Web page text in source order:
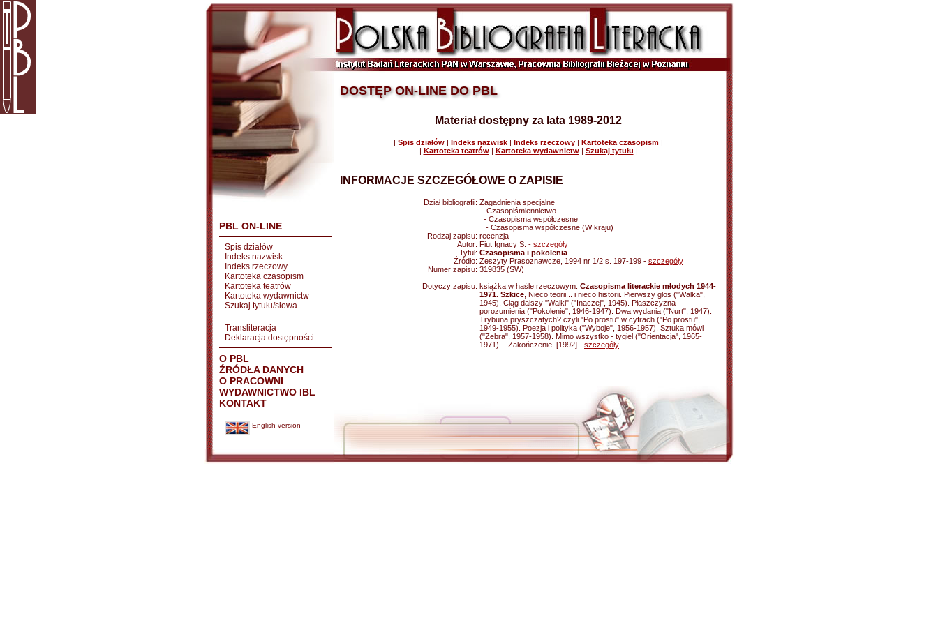
PBL ON-LINE
Spis działów
Indeks nazwisk
Indeks rzeczowy
Kartoteka czasopism
Kartoteka teatrów
Kartoteka wydawnictw
Szukaj tytułu/słowa
Transliteracja
Deklaracja dostępności
O PBL
ŹRÓDŁA DANYCH
O PRACOWNI
WYDAWNICTWO IBL
KONTAKT
English version
DOSTĘP ON-LINE DO PBL
Materiał dostępny za lata 1989-2012
| Spis działów | Indeks nazwisk | Indeks rzeczowy | Kartoteka czasopism |
| Kartoteka teatrów| Kartoteka wydawnictw| Szukaj tytułu |
INFORMACJE SZCZEGÓŁOWE O ZAPISIE
Dział bibliografii: Zagadnienia specjalne
- Czasopiśmiennictwo
- Czasopisma współczesne
- Czasopisma współczesne (W kraju)
Rodzaj zapisu: recenzja
Autor: Fiut Ignacy S. - szczegóły
Tytuł: Czasopisma i pokolenia
Źródło: Zeszyty Prasoznawcze, 1994 nr 1/2 s. 197-199 - szczegóły
Numer zapisu: 319835 (SW)
Dotyczy zapisu: książka w haśle rzeczowym: Czasopisma literackie młodych 1944-
1971. Szkice , Nieco teorii... i nieco historii. Pierwszy głos ("Walka",
1945). Ciąg dalszy "Walki" ("Inaczej", 1945). Płaszczyzna
porozumienia ("Pokolenie", 1946-1947). Dwa wydania ("Nurt", 1947).
Trybuna pryszczatych? czyli "Po prostu" w cyfrach ("Po prostu",
1949-1955). Poezja i polityka ("Wyboje", 1956-1957). Sztuka mówi
("Zebra", 1957-1958). Mimo wszystko - tygiel ("Orientacja", 1965-
1971). - Zakończenie. [1992] - szczegóły